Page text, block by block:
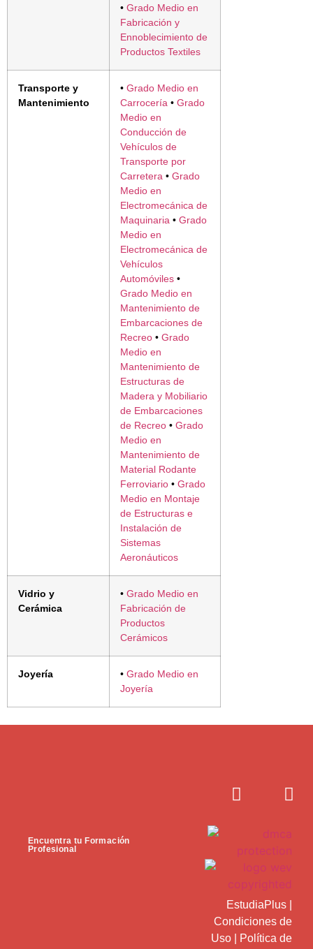
• Grado Medio en
Fabricación y
Ennoblecimiento de
Productos Textiles
Transporte y
Mantenimiento
• Grado Medio en
Carrocería • Grado
Medio en
Conducción de
Vehículos de
Transporte por
Carretera • Grado
Medio en
Electromecánica de
Maquinaria • Grado
Medio en
Electromecánica de
Vehículos
Automóviles •
Grado Medio en
Mantenimiento de
Embarcaciones de
Recreo • Grado
Medio en
Mantenimiento de
Estructuras de
Madera y Mobiliario
de Embarcaciones
de Recreo • Grado
Medio en
Mantenimiento de
Material Rodante
Ferroviario • Grado
Medio en Montaje
de Estructuras e
Instalación de
Sistemas
Aeronáuticos
Vidrio y
Cerámica
• Grado Medio en
Fabricación de
Productos
Cerámicos
Joyería • Grado Medio en
Joyería
Encuentra tu Formación
Profesional
EstudiaPlus
Condiciones de
Uso
Política de